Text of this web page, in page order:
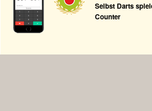
Selbst Darts
Counter